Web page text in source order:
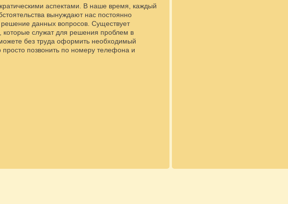
аспектами. В наше время, каждый
вынуждают нас постоянно
данных вопросов. Существует
которые служат для решения проблем в
без труда оформить необходимый
позвонить по номеру телефона и